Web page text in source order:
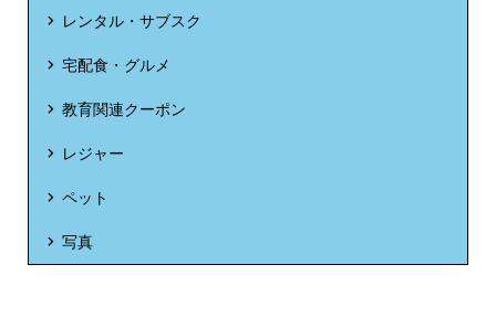
レンタル・サブスク
宅配食・グルメ
教育関連クーポン
レジャー
ペット
写真